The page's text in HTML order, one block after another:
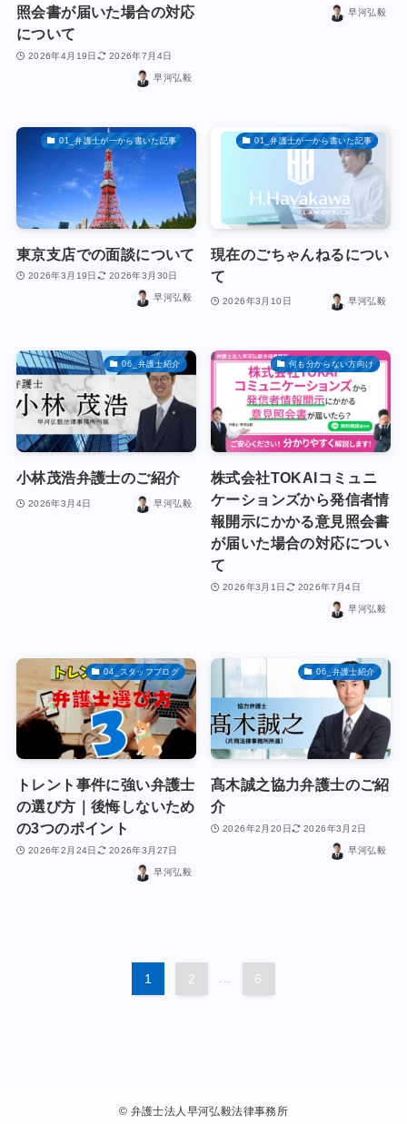
照会書が届いた場合の対応
について
2026年4月19日 2026年7月4日
早河弘毅
早河弘毅
01_弁護士が一から書いた記事
東京支店での面談について
2026年3月19日 2026年3月30日
早河弘毅
01_弁護士が一から書いた記事
現在のごちゃんねるについ
て
2026年3月10日 早河弘毅
06_弁護士紹介
小林茂浩弁護士のご紹介
2026年3月4日 早河弘毅
何も分からない方向け
株式会社TOKAIコミュニ
ケーションズから発信者情
報開示にかかる意見照会書
が届いた場合の対応につい
て
2026年3月1日 2026年7月4日
早河弘毅
04_スタッフブログ
トレント事件に強い弁護士
の選び方｜後悔しないため
の3つのポイント
2026年2月24日 2026年3月27日
早河弘毅
06_弁護士紹介
髙木誠之協力弁護士のご紹
介
2026年2月20日 2026年3月2日
早河弘毅
1 2 ... 6
© 弁護士法人早河弘毅法律事務所